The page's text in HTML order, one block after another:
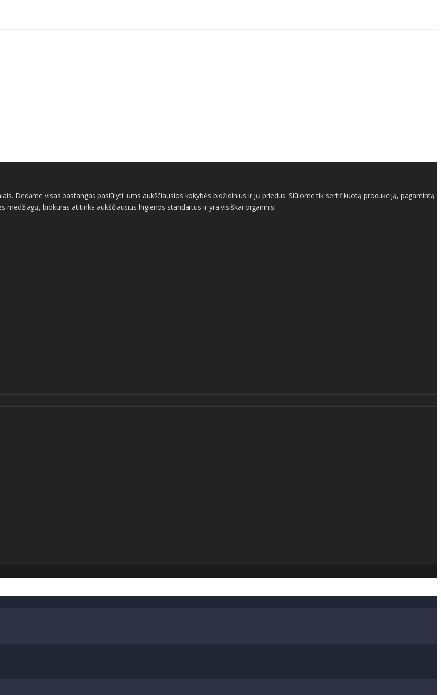
Dedame visas pastangas pasiūlyti Jums aukščiausios kokybės biožidinius ir jų priedus. Siūlome tik sertifikuotą produkciją, pagamintą
medžiagų, biokuras atitinka aukščiausius higienos standartus ir yra visiškai organinis!